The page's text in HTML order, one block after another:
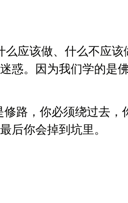
应该做、什么不应该
惑。因为我们学的是
路，你必须绕过去，
后你会掉到坑里。